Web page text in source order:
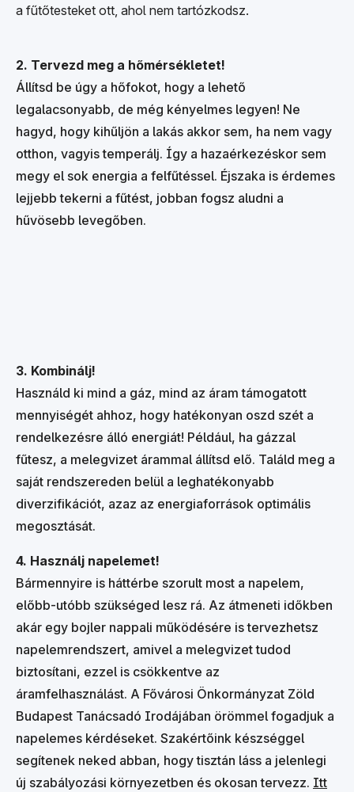
a fűtőtesteket ott, ahol nem tartózkodsz.
2. Tervezd meg a hőmérsékletet!
Állítsd be úgy a hőfokot, hogy a lehető
legalacsonyabb, de még kényelmes legyen! Ne
hagyd, hogy kihűljön a lakás akkor sem, ha nem vagy
otthon, vagyis temperálj. Így a hazaérkezéskor sem
megy el sok energia a felfűtéssel. Éjszaka is érdemes
lejjebb tekerni a fűtést, jobban fogsz aludni a
hűvösebb levegőben.
3. Kombinálj!
Használd ki mind a gáz, mind az áram támogatott
mennyiségét ahhoz, hogy hatékonyan oszd szét a
rendelkezésre álló energiát! Például, ha gázzal
fűtesz, a melegvizet árammal állítsd elő. Találd meg a
saját rendszereden belül a leghatékonyabb
diverzifikációt, azaz az energiaforrások optimális
megosztását.
4. Használj napelemet!
Bármennyire is háttérbe szorult most a napelem,
előbb-utóbb szükséged lesz rá. Az átmeneti időkben
akár egy bojler nappali működésére is tervezhetsz
napelemrendszert, amivel a melegvizet tudod
biztosítani, ezzel is csökkentve az
áramfelhasználást. A Fővárosi Önkormányzat Zöld
Budapest Tanácsadó Irodájában örömmel fogadjuk a
napelemes kérdéseket. Szakértőink készséggel
segítenek neked abban, hogy tisztán láss a jelenlegi
új szabályozási környezetben és okosan tervezz. Itt